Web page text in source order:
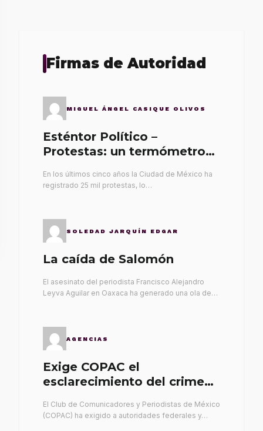
Firmas de Autoridad
MIGUEL ÁNGEL CASIQUE OLIVOS
Esténtor Político –
Protestas: un termómetro
En los últimos cinco años la Ciudad de México ha
registrado 25 mil protestas, lo…
SOLEDAD JARQUÍN EDGAR
La caída de Salomón
El asesinato del periodista Francisco Alejandro
Leyva Aguilar en Oaxaca ha generado una ola de…
AGENCIAS
Exige COPAC el
esclarecimiento del crimen
El Club de Comunicadores y Periodistas de México
(COPAC) ha exigido a autoridades federales y…